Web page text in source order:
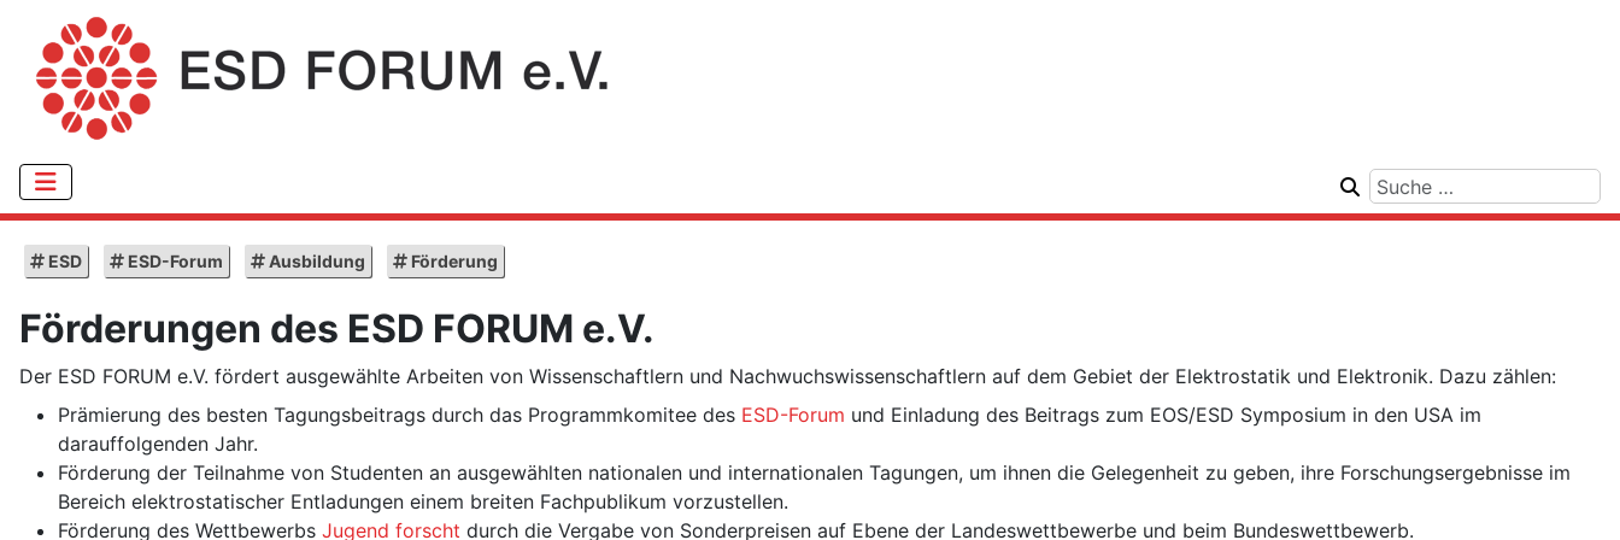
ESD ESD-Forum Ausbildung Förderung
Förderungen des ESD FORUM e.V.
Der ESD FORUM e.V. fördert ausgewählte Arbeiten von Wissenschaftlern und Nachwuchswissenschaftlern auf dem Gebiet der Elektrostatik und Elektronik. Dazu zählen:
Prämierung des besten Tagungsbeitrags durch das Programmkomitee des ESD-Forum und Einladung des Beitrags zum EOS/ESD Symposium in den USA im
darauffolgenden Jahr.
Förderung der Teilnahme von Studenten an ausgewählten nationalen und internationalen Tagungen, um ihnen die Gelegenheit zu geben, ihre Forschungsergebnisse im
Bereich elektrostatischer Entladungen einem breiten Fachpublikum vorzustellen.
Förderung des Wettbewerbs Jugend forscht durch die Vergabe von Sonderpreisen auf Ebene der Landeswettbewerbe und beim Bundeswettbewerb.